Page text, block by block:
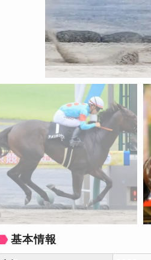
基本情報